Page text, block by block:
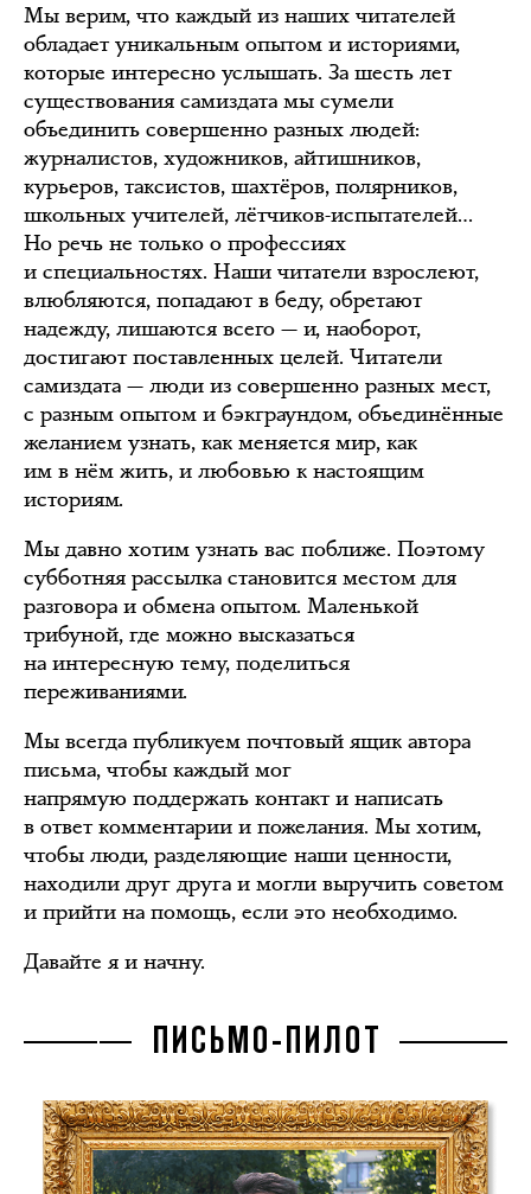
Мы верим, что каждый из наших читателей
обладает уникальным опытом и историями,
которые интересно услышать. За шесть лет
существования самиздата мы сумели
объединить совершенно разных людей:
журналистов, художников, айтишников,
курьеров, таксистов, шахтёров, полярников,
школьных учителей, лётчиков-испытателей…
Но речь не только о профессиях
и специальностях. Наши читатели взрослеют,
влюбляются, попадают в беду, обретают
надежду, лишаются всего — и, наоборот,
достигают поставленных целей. Читатели
самиздата — люди из совершенно разных мест,
с разным опытом и бэкграундом, объединённые
желанием узнать, как меняется мир, как
им в нём жить, и любовью к настоящим
историям.
Мы давно хотим узнать вас поближе. Поэтому
субботняя рассылка становится местом для
разговора и обмена опытом. Маленькой
трибуной, где можно высказаться
на интересную тему, поделиться
переживаниями.
Мы всегда публикуем почтовый ящик автора
письма, чтобы каждый мог
напрямую поддержать контакт и написать
в ответ комментарии и пожелания. Мы хотим,
чтобы люди, разделяющие наши ценности,
находили друг друга и могли выручить советом
и прийти на помощь, если это необходимо.
Давайте я и начну.
ПИСЬМО-ПИЛОТ